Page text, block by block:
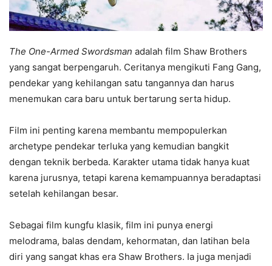
The One-Armed Swordsman adalah film Shaw Brothers
yang sangat berpengaruh. Ceritanya mengikuti Fang Gang,
pendekar yang kehilangan satu tangannya dan harus
menemukan cara baru untuk bertarung serta hidup.
Film ini penting karena membantu mempopulerkan
archetype pendekar terluka yang kemudian bangkit
dengan teknik berbeda. Karakter utama tidak hanya kuat
karena jurusnya, tetapi karena kemampuannya beradaptasi
setelah kehilangan besar.
Sebagai film kungfu klasik, film ini punya energi
melodrama, balas dendam, kehormatan, dan latihan bela
diri yang sangat khas era Shaw Brothers. Ia juga menjadi